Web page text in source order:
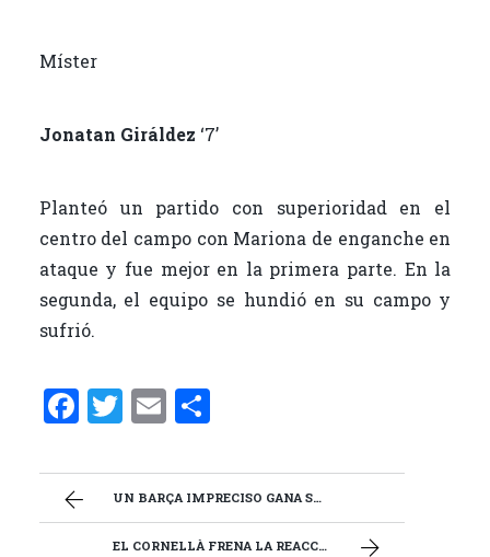
Míster
Jonatan Giráldez ‘7’
Planteó un partido con superioridad en el
centro del campo con Mariona de enganche en
ataque y fue mejor en la primera parte. En la
segunda, el equipo se hundió en su campo y
sufrió.
F
ce
b
T
it
te
r
E
ai
l
C
m
p
ar
UN BARÇA IMPRECISO GANA SUFRIENDO ANTE LAS GRANOTAS
EL CORNELLÀ FRENA LA REACCIÓN DEL BARÇA ATLÈTIC